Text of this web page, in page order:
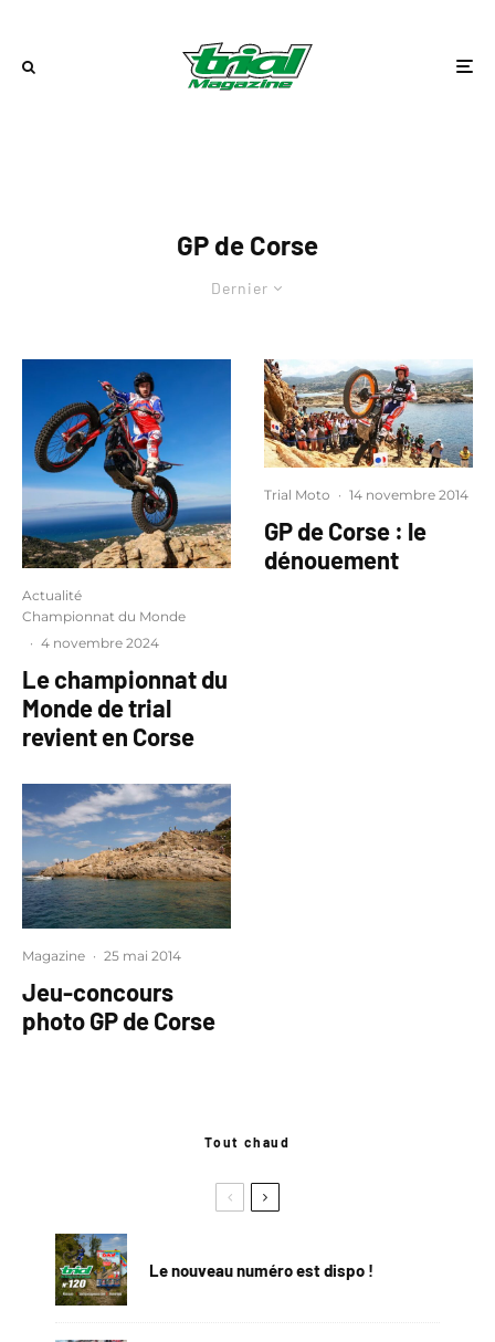
GP de Corse
Dernier
Actualité
Championnat du Monde
· 4 novembre 2024
Le championnat du
Monde de trial
revient en Corse
Magazine · 25 mai 2014
Jeu-concours
photo GP de Corse
Trial Moto · 14 novembre 2014
GP de Corse : le
dénouement
Tout chaud
Le nouveau numéro est dispo !